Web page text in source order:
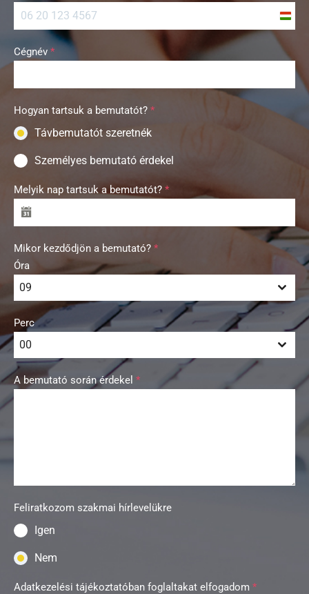
H
n
a
y
Cégnév *
Hogyan tartsuk a bemutatót? *
Távbemutatót szeretnék
Személyes bemutató érdekel
Melyik nap tartsuk a bemutatót? *
Mikor kezdődjön a bemutató? *
Óra
09
Perc
00
A bemutató során érdekel *
Feliratkozom szakmai hírlevelükre
Igen
Nem
Adatkezelési tájékoztatóban foglaltakat elfogadom *